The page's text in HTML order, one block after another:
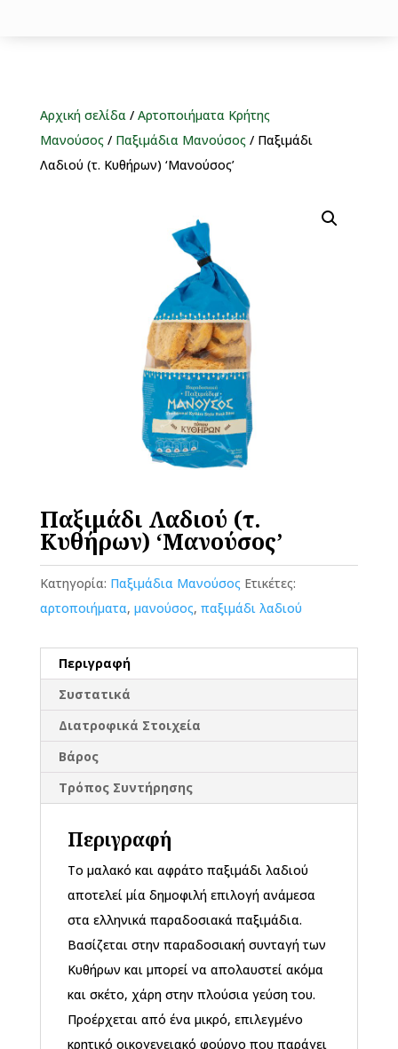
Αρχική σελίδα / Αρτοποιήματα Κρήτης
Μανούσος / Παξιμάδια Μανούσος / Παξιμάδι
Λαδιού (τ. Κυθήρων) ‘Μανούσος’
Παξιμάδι Λαδιού (τ.
Κυθήρων) ‘Μανούσος’
Κατηγορία: Παξιμάδια Μανούσος Ετικέτες:
αρτοποιήματα, μανούσος, παξιμάδι λαδιού
Περιγραφή
Συστατικά
Διατροφικά Στοιχεία
Βάρος
Τρόπος Συντήρησης
Περιγραφή
Το μαλακό και αφράτο παξιμάδι λαδιού
αποτελεί μία δημοφιλή επιλογή ανάμεσα
στα ελληνικά παραδοσιακά παξιμάδια.
Βασίζεται στην παραδοσιακή συνταγή των
Κυθήρων και μπορεί να απολαυστεί ακόμα
και σκέτο, χάρη στην πλούσια γεύση του.
Προέρχεται από ένα μικρό, επιλεγμένο
κρητικό οικογενειακό φούρνο που παράγει